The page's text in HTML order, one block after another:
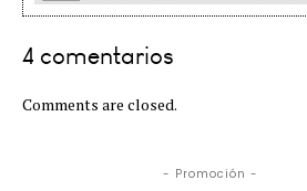
4 comentarios
Comments are closed.
- Promoción -